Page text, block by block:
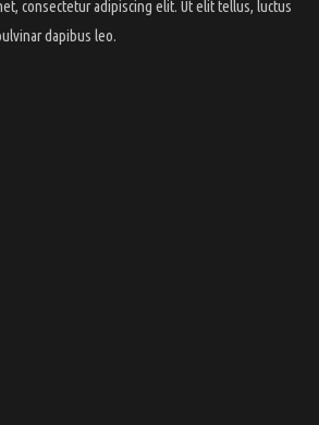
consectetur adipiscing elit. Ut elit tellus, luctus
dapibus leo.